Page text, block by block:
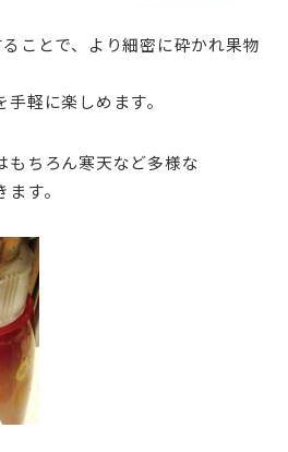
ることで、より細密に砕かれ果物
手軽に楽しめます。
もちろん寒天など多様な
す。